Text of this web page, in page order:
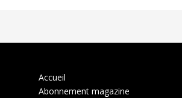
Accueil
Abonnement magazine